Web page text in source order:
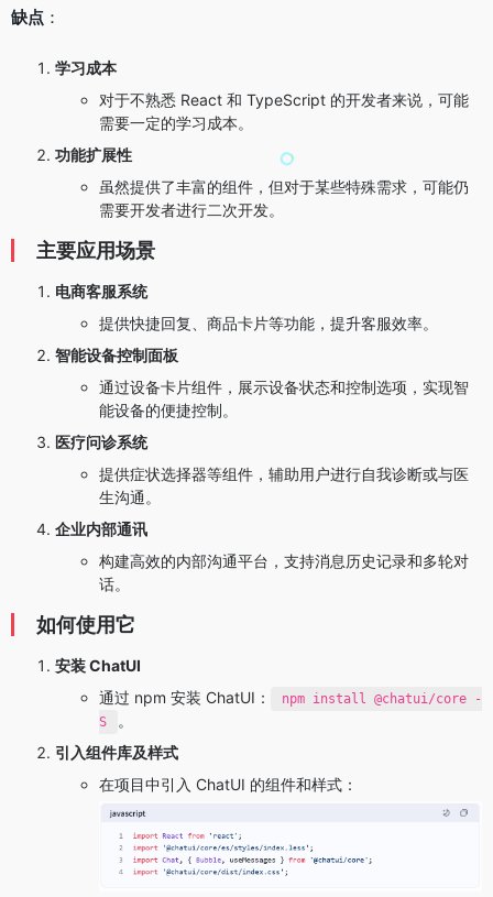
缺点 ：
学习成本
对于不熟悉 React 和 TypeScript 的开发者来说，可能
需要一定的学习成本。
功能扩展性
虽然提供了丰富的组件，但对于某些特殊需求，可能仍
需要开发者进行二次开发。
主要应用场景
电商客服系统
提供快捷回复、商品卡片等功能，提升客服效率。
智能设备控制面板
通过设备卡片组件，展示设备状态和控制选项，实现智
能设备的便捷控制。
医疗问诊系统
提供症状选择器等组件，辅助用户进行自我诊断或与医
生沟通。
企业内部通讯
构建高效的内部沟通平台，支持消息历史记录和多轮对
话。
如何使用它
安装 ChatUI
通过 npm 安装 ChatUI：
npm install @chatui/core -
S
。
引入组件库及样式
在项目中引入 ChatUI 的组件和样式：